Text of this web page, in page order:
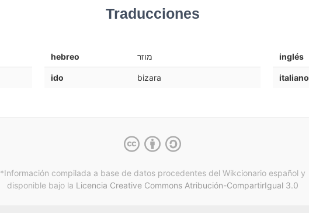
Traducciones
hebreo מוזר
ido bizara
inglés
italiano
*Información compilada a base de datos procedentes del Wikcionario español y
disponible bajo la Licencia Creative Commons Atribución-CompartirIgual 3.0